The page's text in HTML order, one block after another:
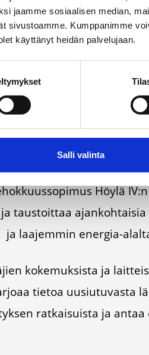
jaamme sosiaalisen median,
sivustoamme. Kumppanimme
käyttänyt heidän palvelujaan.
Salli valinta
TILAA UUTIS­KIR­JE
SUO­SIT­TE­LE KAVE­RIL­LE
Face­bookIns­ta­gram
Höy­lä
taus­toit­taa
ja laa­jem­min ener­gia-
koke­muk­sis­ta ja
tie­toa uusiu­tu­vas­ta
rat­kai­suis­ta ja antaa